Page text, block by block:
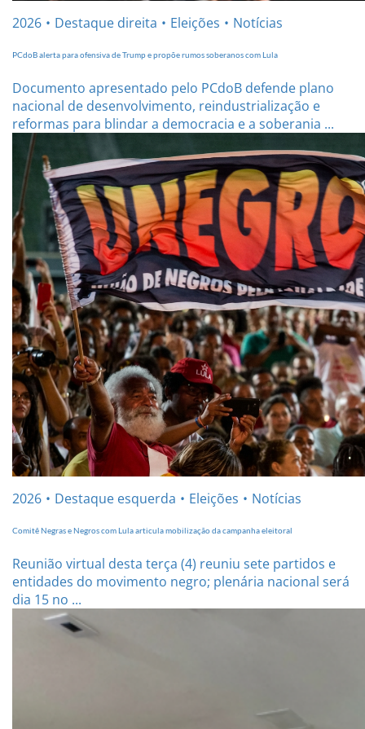
2026 Destaque direita Eleições Notícias
PCdoB alerta para ofensiva de Trump e propõe rumos soberanos com Lula
Documento apresentado pelo PCdoB defende plano
nacional de desenvolvimento, reindustrialização e
reformas para blindar a democracia e a soberania ...
2026 Destaque esquerda Eleições Notícias
Comitê Negras e Negros com Lula articula mobilização da campanha eleitoral
Reunião virtual desta terça (4) reuniu sete partidos e
entidades do movimento negro; plenária nacional será
dia 15 no ...